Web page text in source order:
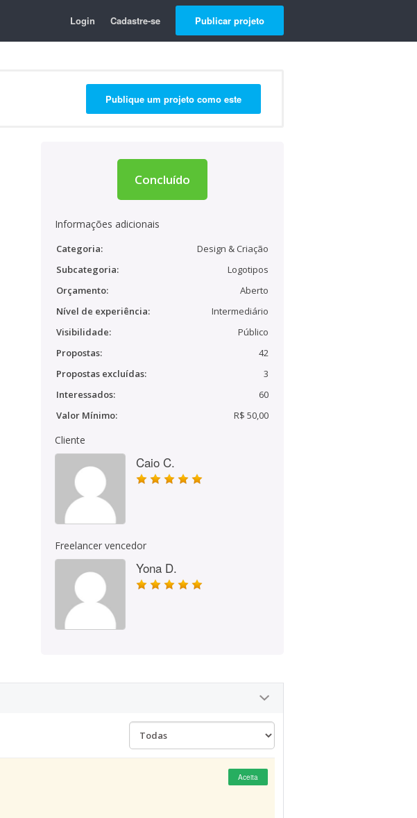
Login Cadastre-se Publicar projeto
Publique um projeto como este
Concluído
Informações adicionais
Categoria:
Design & Criação
Subcategoria:
Logotipos
Orçamento:
Aberto
Nível de experiência:
Intermediário
Visibilidade:
Público
Propostas:
42
Propostas excluídas:
3
Interessados:
60
Valor Mínimo:
R$ 50,00
Cliente
Caio C.
Freelancer vencedor
Yona D.
Aceita